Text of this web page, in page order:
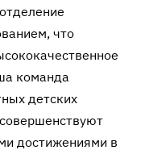
что
команда
детских
достижениями в